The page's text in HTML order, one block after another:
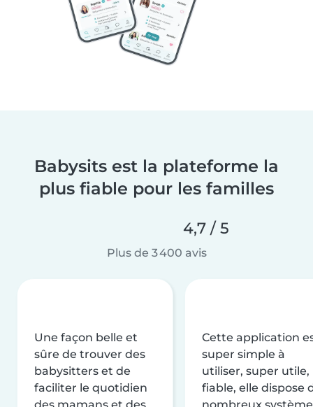
Babysits est la plateforme la
plus fiable pour les familles
4,7 / 5
Plus de 3 400 avis
Une façon belle et
sûre de trouver des
babysitters et de
faciliter le quotidien
Cette application
super simple à
utiliser, super utile,
fiable, elle dispose